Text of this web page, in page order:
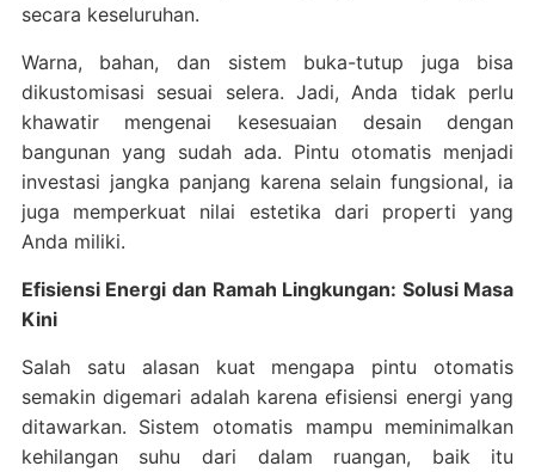
secara keseluruhan.
Warna, bahan, dan sistem buka-tutup juga bisa
dikustomisasi sesuai selera. Jadi, Anda tidak perlu
khawatir mengenai kesesuaian desain dengan
bangunan yang sudah ada. Pintu otomatis menjadi
investasi jangka panjang karena selain fungsional, ia
juga memperkuat nilai estetika dari properti yang
Anda miliki.
Efisiensi Energi dan Ramah Lingkungan: Solusi Masa
Kini
Salah satu alasan kuat mengapa pintu otomatis
semakin digemari adalah karena efisiensi energi yang
ditawarkan. Sistem otomatis mampu meminimalkan
kehilangan suhu dari dalam ruangan, baik itu